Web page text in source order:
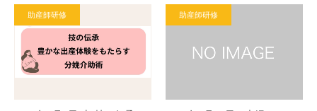
助産師研修 助産師研修